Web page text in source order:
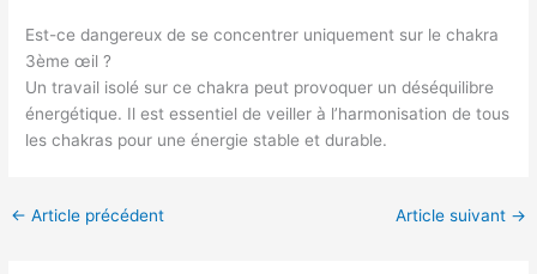
Est-ce dangereux de se concentrer uniquement sur le chakra
3ème œil ?
Un travail isolé sur ce chakra peut provoquer un déséquilibre
énergétique. Il est essentiel de veiller à l’harmonisation de tous
les chakras pour une énergie stable et durable.
← Article précédent Article suivant →